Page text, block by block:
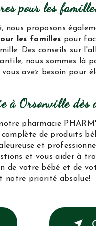
pour les
nous proposons
les familles pour
Des conseils sur
nous sommes là
avez besoin pour
à Orsonville dès
pharmacie
de produits
et
et vous aider à
de votre bébé et de
notre priorité absolue!